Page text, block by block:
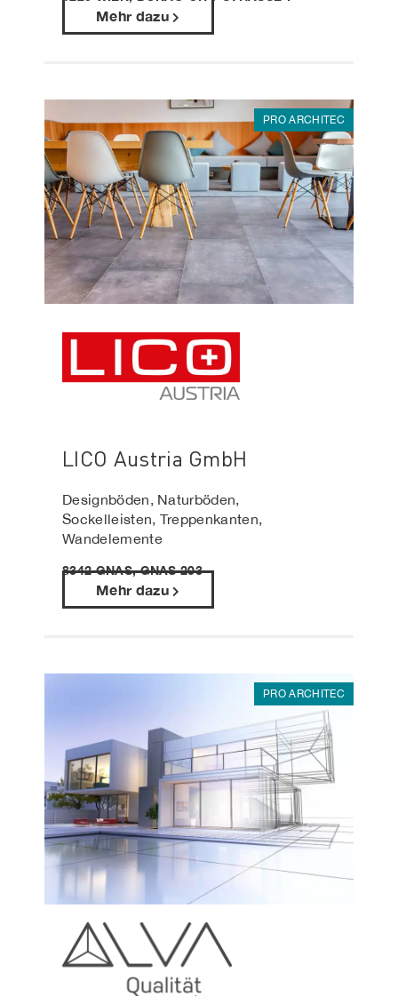
Mehr dazu
PRO ARCHITEC
LICO Austria GmbH
Designböden, Naturböden,
Sockelleisten, Treppenkanten,
Wandelemente
8342 GNAS, GNAS 203
Mehr dazu
PRO ARCHITEC